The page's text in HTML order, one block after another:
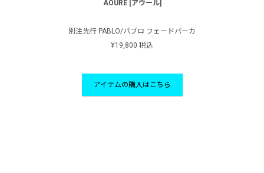
AOURE [アウール]
別注先行 PABLO/パブロ フェードパーカ
¥19,800 税込
アイテムの購入はこちら